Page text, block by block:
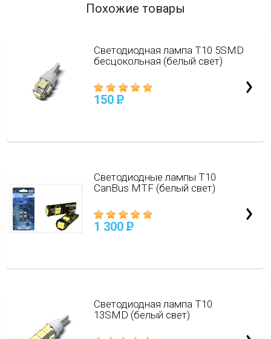
Похожие товары
Светодиодная лампа T10 5SMD
бесцокольная (белый свет)
150 P
Светодиодные лампы Т10
CanBus MTF (белый свет)
1 300 P
Светодиодная лампа Т10
13SMD (белый свет)